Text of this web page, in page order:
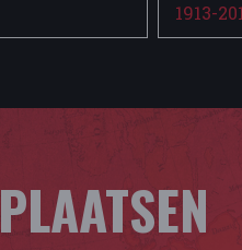
1913-
PLAATSEN